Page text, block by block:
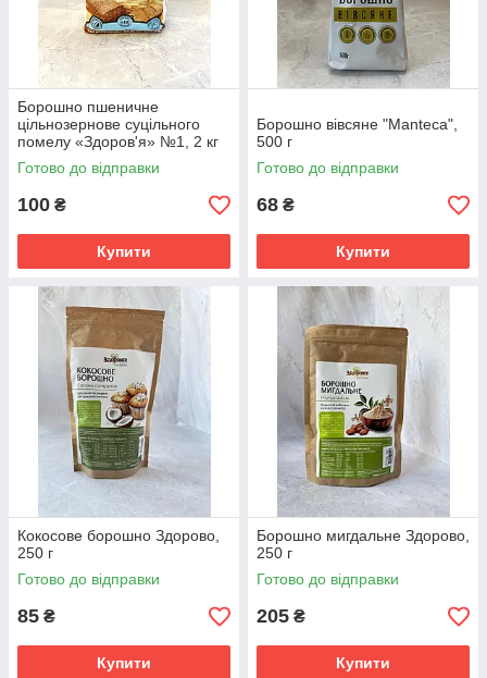
Борошно пшеничне
цільнозернове суцільного
помелу «Здоров'я» №1, 2 кг
Мак-Вар
Готово до відправки
100 ₴
Купити
Борошно вівсяне "Manteca",
500 г
Готово до відправки
68 ₴
Купити
Кокосове борошно Здорово,
250 г
Готово до відправки
85 ₴
Купити
Борошно мигдальне Здорово,
250 г
Готово до відправки
205 ₴
Купити